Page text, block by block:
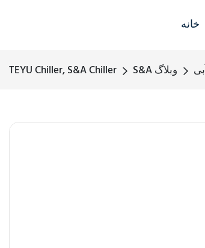
خانه
TEYU Chiller, S&A Chiller S&A وبلاگ